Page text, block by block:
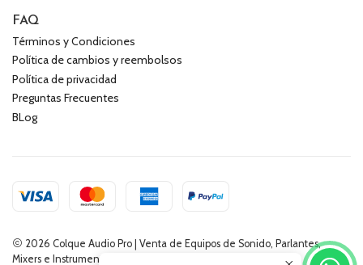
FAQ
Términos y Condiciones
Política de cambios y reembolsos
Política de privacidad
Preguntas Frecuentes
BLog
2026 Colque Audio Pro | Venta de Equipos de Sonido, Parlantes,
Mixers e Instrumentos Musicales.